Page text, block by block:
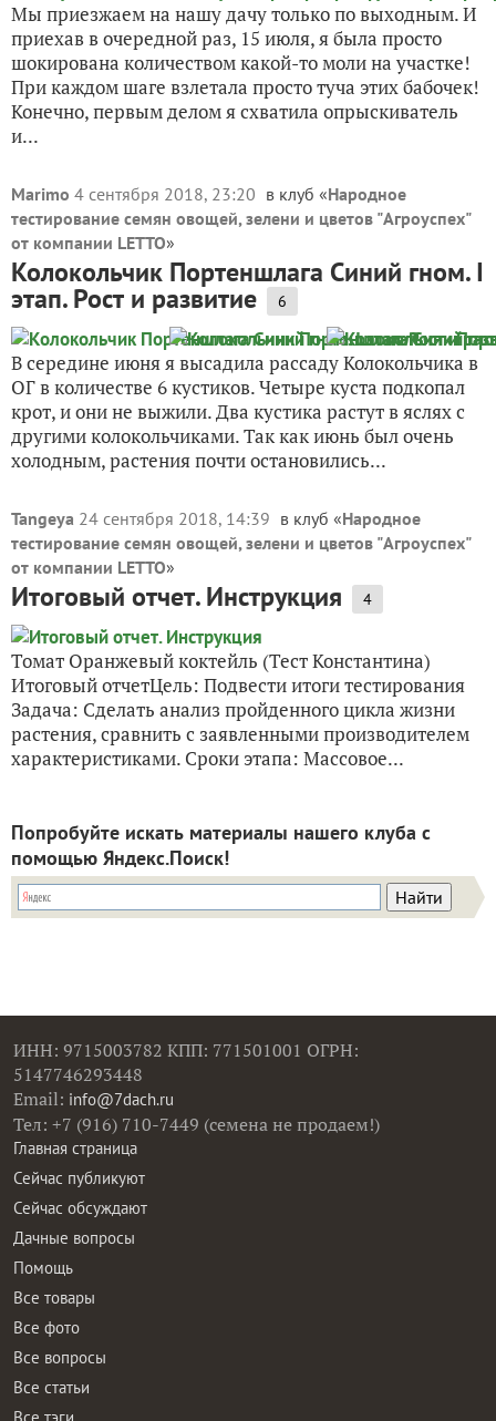
Мы приезжаем на нашу дачу только по выходным. И
приехав в очередной раз, 15 июля, я была просто
шокирована количеством какой-то моли на участке!
При каждом шаге взлетала просто туча этих бабочек!
Конечно, первым делом я схватила опрыскиватель
и...
Marimo 4 сентября 2018, 23:20 в клуб «Народное
тестирование семян овощей, зелени и цветов "Агроуспех"
от компании LETTO»
Колокольчик Портеншлага Синий гном. I
этап. Рост и развитие 6
В середине июня я высадила рассаду Колокольчика в
ОГ в количестве 6 кустиков. Четыре куста подкопал
крот, и они не выжили. Два кустика растут в яслях с
другими колокольчиками. Так как июнь был очень
холодным, растения почти остановились...
Tangeya 24 сентября 2018, 14:39 в клуб «Народное
тестирование семян овощей, зелени и цветов "Агроуспех"
от компании LETTO»
Итоговый отчет. Инструкция 4
Томат Оранжевый коктейль (Тест Константина)
Итоговый отчетЦель: Подвести итоги тестирования
Задача: Сделать анализ пройденного цикла жизни
растения, сравнить с заявленными производителем
характеристиками. Сроки этапа: Массовое...
Попробуйте искать материалы нашего клуба с
помощью Яндекс.Поиск!
ИНН: 9715003782 КПП: 771501001 ОГРН:
5147746293448
Email: info@7dach.ru
Тел: +7 (916) 710-7449 (семена не продаем!)
Главная страница
Сейчас публикуют
Сейчас обсуждают
Дачные вопросы
Помощь
Все товары
Все фото
Все вопросы
Все статьи